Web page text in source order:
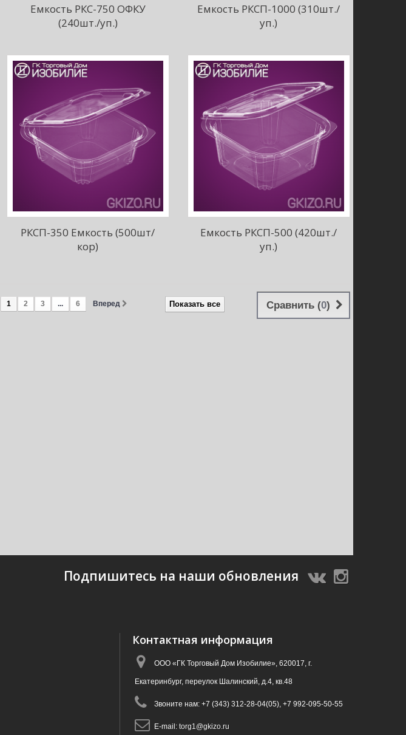
Емкость РКС-750 ОФКУ
(240шт./уп.)
Емкость РКСП-1000 (310шт./
уп.)
РКСП-350 Емкость (500шт/
кор)
Емкость РКСП-500 (420шт./
уп.)
Сравнить (0)
Показать все
1 2 3 ... 6 Вперед
Подпишитесь на наши обновления
Контактная информация
ООО «ГК Торговый Дом Изобилие», 620017, г.
Екатеринбург, переулок Шалинский, д.4, кв.48
Звоните нам: +7 (343) 312-28-04(05), +7 992-095-50-55
E-mail: torg1@gkizo.ru